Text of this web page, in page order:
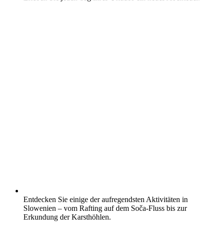
Entdecken Sie einige der aufregendsten Aktivitäten in
Slowenien – vom Rafting auf dem Soča-Fluss bis zur
Erkundung der Karsthöhlen.